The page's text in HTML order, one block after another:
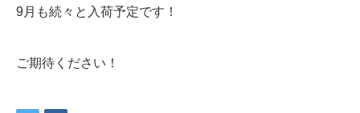
9月も続々と入荷予定です！
ご期待ください！